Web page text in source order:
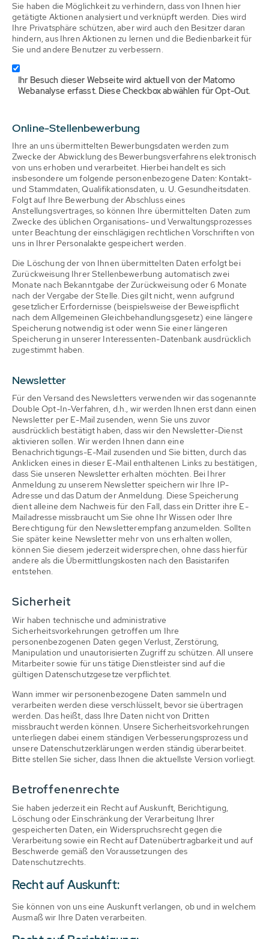
Sie haben die Möglichkeit zu verhindern, dass von Ihnen hier
getätigte Aktionen analysiert und verknüpft werden. Dies wird
Ihre Privatsphäre schützen, aber wird auch den Besitzer daran
hindern, aus Ihren Aktionen zu lernen und die Bedienbarkeit für
Sie und andere Benutzer zu verbessern.
Ihr Besuch dieser Webseite wird aktuell von der Matomo
Webanalyse erfasst. Diese Checkbox abwählen für Opt-Out.
Online-Stellenbewerbung
Ihre an uns übermittelten Bewerbungsdaten werden zum
Zwecke der Abwicklung des Bewerbungsverfahrens elektronisch
von uns erhoben und verarbeitet. Hierbei handelt es sich
insbesondere um folgende personenbezogene Daten: Kontakt-
und Stammdaten, Qualifikationsdaten, u. U. Gesundheitsdaten.
Folgt auf Ihre Bewerbung der Abschluss eines
Anstellungsvertrages, so können Ihre übermittelten Daten zum
Zwecke des üblichen Organisations- und Verwaltungsprozesses
unter Beachtung der einschlägigen rechtlichen Vorschriften von
uns in Ihrer Personalakte gespeichert werden.
Die Löschung der von Ihnen übermittelten Daten erfolgt bei
Zurückweisung Ihrer Stellenbewerbung automatisch zwei
Monate nach Bekanntgabe der Zurückweisung oder 6 Monate
nach der Vergabe der Stelle. Dies gilt nicht, wenn aufgrund
gesetzlicher Erfordernisse (beispielsweise der Beweispflicht
nach dem Allgemeinen Gleichbehandlungsgesetz) eine längere
Speicherung notwendig ist oder wenn Sie einer längeren
Speicherung in unserer Interessenten-Datenbank ausdrücklich
zugestimmt haben.
Newsletter
Für den Versand des Newsletters verwenden wir das sogenannte
Double Opt-In-Verfahren, d.h., wir werden Ihnen erst dann einen
Newsletter per E-Mail zusenden, wenn Sie uns zuvor
ausdrücklich bestätigt haben, dass wir den Newsletter-Dienst
aktivieren sollen. Wir werden Ihnen dann eine
Benachrichtigungs-E-Mail zusenden und Sie bitten, durch das
Anklicken eines in dieser E-Mail enthaltenen Links zu bestätigen,
dass Sie unseren Newsletter erhalten möchten. Bei Ihrer
Anmeldung zu unserem Newsletter speichern wir Ihre IP-
Adresse und das Datum der Anmeldung. Diese Speicherung
dient alleine dem Nachweis für den Fall, dass ein Dritter ihre E-
Mailadresse missbraucht um Sie ohne Ihr Wissen oder Ihre
Berechtigung für den Newsletterempfang anzumelden. Sollten
Sie später keine Newsletter mehr von uns erhalten wollen,
können Sie diesem jederzeit widersprechen, ohne dass hierfür
andere als die Übermittlungskosten nach den Basistarifen
entstehen.
Sicherheit
Wir haben technische und administrative
Sicherheitsvorkehrungen getroffen um Ihre
personenbezogenen Daten gegen Verlust, Zerstörung,
Manipulation und unautorisierten Zugriff zu schützen. All unsere
Mitarbeiter sowie für uns tätige Dienstleister sind auf die
gültigen Datenschutzgesetze verpflichtet.
Wann immer wir personenbezogene Daten sammeln und
verarbeiten werden diese verschlüsselt, bevor sie übertragen
werden. Das heißt, dass Ihre Daten nicht von Dritten
missbraucht werden können. Unsere Sicherheitsvorkehrungen
unterliegen dabei einem ständigen Verbesserungsprozess und
unsere Datenschutzerklärungen werden ständig überarbeitet.
Bitte stellen Sie sicher, dass Ihnen die aktuellste Version vorliegt.
Betroffenenrechte
Sie haben jederzeit ein Recht auf Auskunft, Berichtigung,
Löschung oder Einschränkung der Verarbeitung Ihrer
gespeicherten Daten, ein Widerspruchsrecht gegen die
Verarbeitung sowie ein Recht auf Datenübertragbarkeit und auf
Beschwerde gemäß den Voraussetzungen des
Datenschutzrechts.
Recht auf Auskunft:
Sie können von uns eine Auskunft verlangen, ob und in welchem
Ausmaß wir Ihre Daten verarbeiten.